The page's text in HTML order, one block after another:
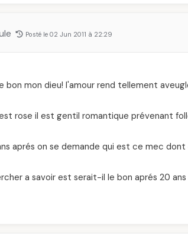
Posté le 02 Jun 2011 à 22:29
bon mon dieu! l'amour rend tellement
rose il est gentil romantique prévenant
aprés on se demande qui est ce mec
a savoir est serait-il le bon aprés 20 ans